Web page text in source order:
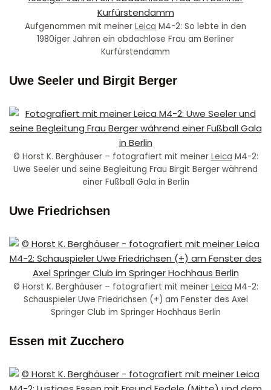
Aufgenommen mit meiner Leica M4-2: So lebte in den
1980iger Jahren ein obdachlose Frau am Berliner
Kurfürstendamm
Uwe Seeler und Birgit Berger
© Horst K. Berghäuser – fotografiert mit meiner Leica M4-2:
Uwe Seeler und seine Begleitung Frau Birgit Berger während
einer Fußball Gala in Berlin
Uwe Friedrichsen
© Horst K. Berghäuser – fotografiert mit meiner Leica M4-2:
Schauspieler Uwe Friedrichsen (+) am Fenster des Axel
Springer Club im Springer Hochhaus Berlin
Essen mit Zucchero